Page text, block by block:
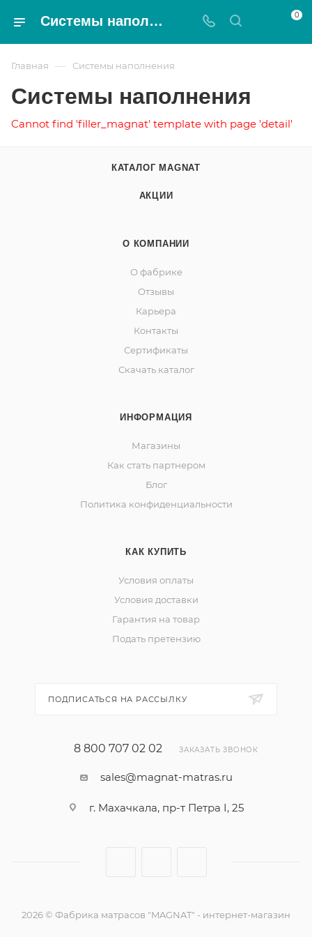
Системы наполнения - Magnat 0
Главная — Системы наполнения
Системы наполнения
Cannot find 'filler_magnat' template with page 'detail'
КАТАЛОГ MAGNAT
АКЦИИ
О КОМПАНИИ
О фабрике
Отзывы
Карьера
Контакты
Сертификаты
Скачать каталог
ИНФОРМАЦИЯ
Магазины
Как стать партнером
Блог
Политика конфиденциальности
КАК КУПИТЬ
Условия оплаты
Условия доставки
Гарантия на товар
Подать претензию
ПОДПИСАТЬСЯ НА РАССЫЛКУ
8 800 707 02 02 ЗАКАЗАТЬ ЗВОНОК
sales@magnat-matras.ru
г. Махачкала, пр-т Петра I, 25
2026 © Фабрика матрасов "MAGNAT" - интернет-магазин